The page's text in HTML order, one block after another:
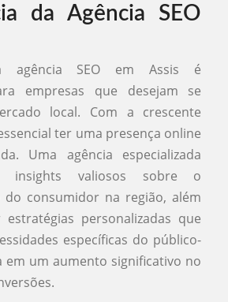
da Agência SEO
agência SEO em Assis é
empresas que desejam se
local. Com a crescente
ter uma presença online
Uma agência especializada
insights valiosos sobre o
consumidor na região, além
personalizadas que
específicas do público-
em um aumento significativo no